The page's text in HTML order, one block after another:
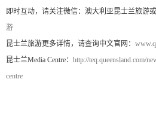
即时互动，请关注微信：澳大利亚昆士兰旅游或
游
昆士兰旅游更多详情，请查询中文官网：
昆士兰Media Centre： http://teq.queensland.com/
centre